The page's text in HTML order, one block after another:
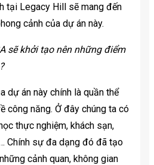
tại Legacy Hill sẽ mang đến
cảnh của dự án này.
sẽ khởi tạo nên những điểm
dự án này chính là quần thể
công năng. Ở đây chúng ta có
thực nghiệm, khách sạn,
Chính sự đa dạng đó đã tạo
cảnh quan, không gian